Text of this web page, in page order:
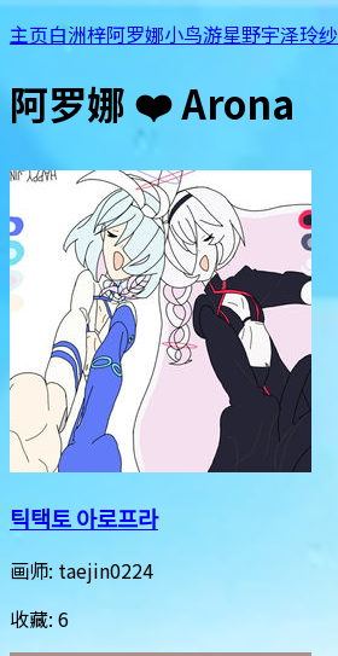
主页白洲梓阿罗娜小鸟游星野宇泽玲纱
阿罗娜 ❤️ Arona
틱택토 아로프라
画师: taejin0224
收藏: 6